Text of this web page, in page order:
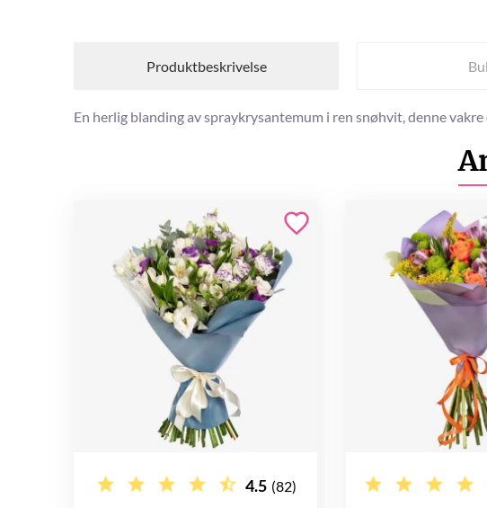
Produktbeskrivelse
En herlig blanding av spraykrysantemum i ren snøhvit, denne
4.5 (82)